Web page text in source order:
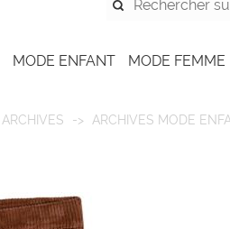
MODE ENFANT MODE FEMME
ARCHIVES ARCHIVES MODE